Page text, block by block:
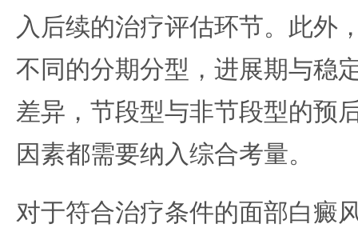
入后续的治疗评估环节。此外
不同的分期分型，进展期与稳
差异，节段型与非节段型的预
因素都需要纳入综合考量。
对于符合治疗条件的面部白癜